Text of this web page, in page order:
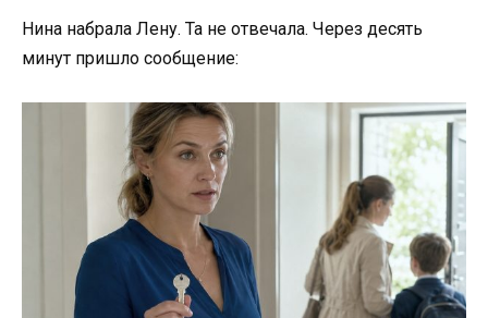
Нина набрала Лену. Та не отвечала. Через десять
минут пришло сообщение: